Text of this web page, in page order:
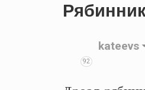
92
kateevs